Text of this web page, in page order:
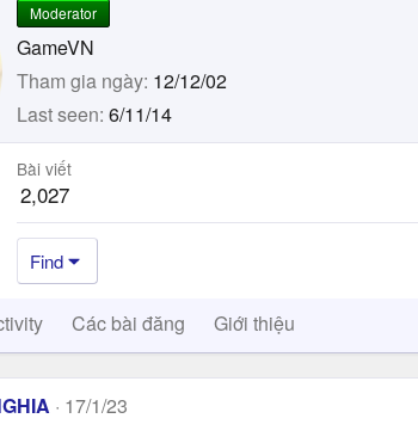
Moderator
GameVN
Tham gia ngày 12/12/02
Last seen 6/11/14
Bài viết
2,027
Find
Các bài đăng Giới thiệu
17/1/23